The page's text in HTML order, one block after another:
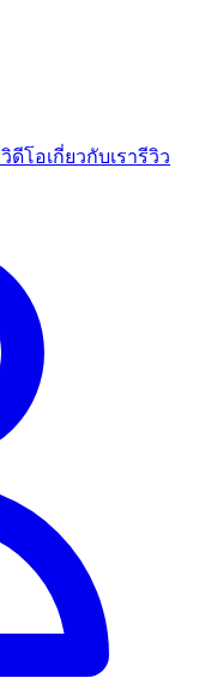
วิดีโอเกี่ยวกับเรารีวิว